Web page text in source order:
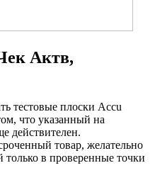
Актв,
тестовые плоски Accu
что указанный на
действителен.
товар, желательно
только в проверенные точки